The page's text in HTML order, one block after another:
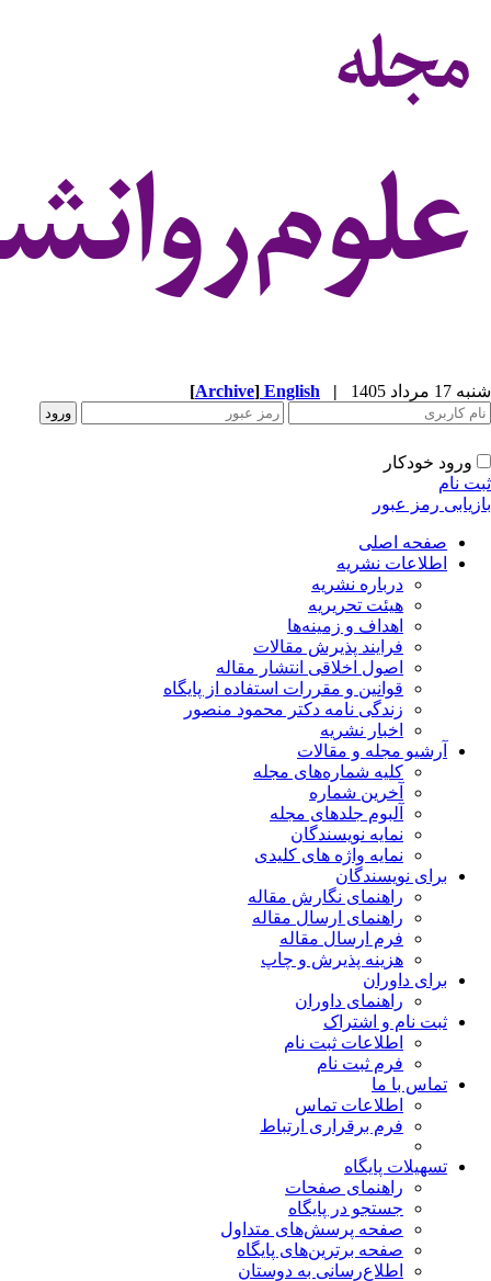
شنبه 17 مرداد 1405 |
English
[Archive]
ورود خودکار
ثبت نام
بازیابی رمز عبور
صفحه اصلی
اطلاعات نشریه
درباره نشریه
هیئت تحریریه
اهداف و زمینه‌ها
فرایند پذیرش مقالات
اصول اخلاقی انتشار مقاله
قوانین و مقررات استفاده از پایگاه
زندگی نامه دکتر محمود منصور
اخبار نشریه
آرشیو مجله و مقالات
کلیه شماره‌های مجله
آخرین شماره
آلبوم جلدهای مجله
نمایه نویسندگان
نمایه واژه های کلیدی
برای نویسندگان
راهنمای نگارش مقاله
راهنمای ارسال مقاله
فرم ارسال مقاله
هزینه پذیرش و چاپ
برای داوران
راهنمای داوران
ثبت نام و اشتراک
اطلاعات ثبت نام
فرم ثبت نام
تماس با ما
اطلاعات تماس
فرم برقراری ارتباط
تسهیلات پایگاه
راهنمای صفحات
جستجو در پایگاه
صفحه پرسش‌های متداول
صفحه برترین‌های پایگاه
اطلاع‌رسانی به دوستان